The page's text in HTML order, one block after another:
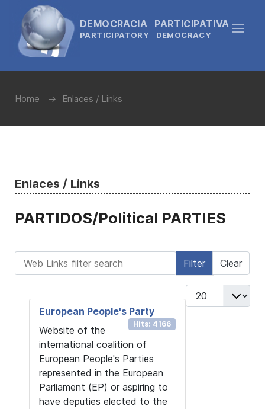
DEMOCRACIA PARTICIPATIVA
PARTICIPATORY DEMOCRACY
Home Enlaces / Links
Enlaces / Links
PARTIDOS/Political PARTIES
Web Links filter search Filter Clear
Display #
European People's Party
Hits: 4166
Website of the
international coalition of
European People's Parties
represented in the European
Parliament (EP) or aspiring to
have deputies elected to the